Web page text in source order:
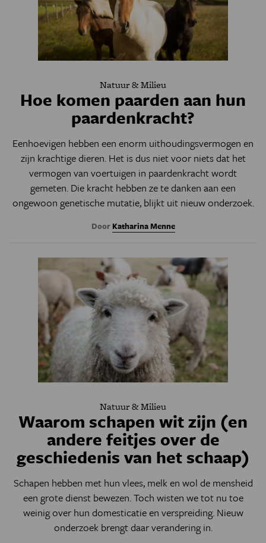
Natuur & Milieu
Hoe komen paarden aan hun
paardenkracht?
Eenhoevigen hebben een enorm uithoudingsvermogen en
zijn krachtige dieren. Het is dus niet voor niets dat het
vermogen van voertuigen in paardenkracht wordt
gemeten. Die kracht hebben ze te danken aan een
ongewoon genetische mutatie, blijkt uit nieuw onderzoek.
Door Katharina Menne
Natuur & Milieu
Waarom schapen wit zijn (en
andere feitjes over de
geschiedenis van het schaap)
Schapen hebben met hun vlees, melk en wol de mensheid
een grote dienst bewezen. Toch wisten we tot nu toe
weinig over hun domesticatie en verspreiding. Nieuw
onderzoek brengt daar verandering in.